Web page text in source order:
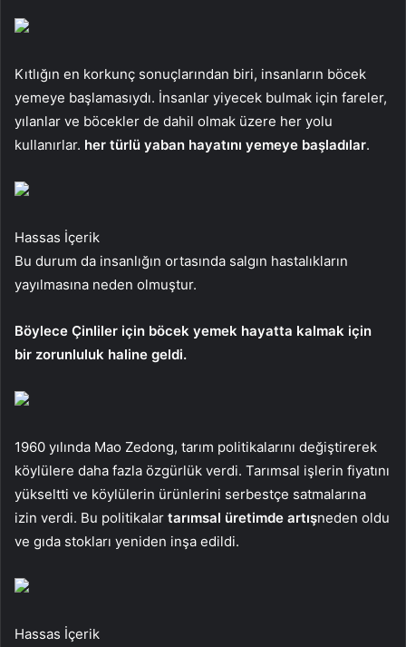
Kıtlığın en korkunç sonuçlarından biri, insanların böcek
yemeye başlamasıydı. İnsanlar yiyecek bulmak için fareler,
yılanlar ve böcekler de dahil olmak üzere her yolu
kullanırlar. her türlü yaban hayatını yemeye başladılar.
Hassas İçerik
Bu durum da insanlığın ortasında salgın hastalıkların
yayılmasına neden olmuştur.
Böylece Çinliler için böcek yemek hayatta kalmak için
bir zorunluluk haline geldi.
1960 yılında Mao Zedong, tarım politikalarını değiştirerek
köylülere daha fazla özgürlük verdi. Tarımsal işlerin fiyatını
yükseltti ve köylülerin ürünlerini serbestçe satmalarına
izin verdi. Bu politikalar tarımsal üretimde artışneden oldu
ve gıda stokları yeniden inşa edildi.
Hassas İçerik